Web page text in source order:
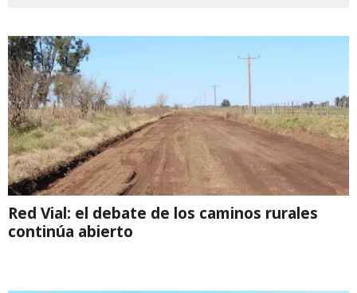
Red Vial: el debate de los caminos rurales
continúa abierto